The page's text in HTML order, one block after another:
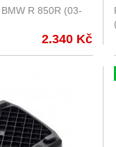
R 850R (03-
2.340 Kč